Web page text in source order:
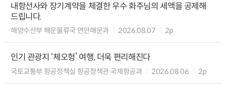
내항선사와 장기계약을 체결한 우수 화주님의 세액을 공제해
드립니다.
해양수산부 해운물류국 연안해운과 2026.08.07 2p
인기 관광지 ‘체오헝’ 여행, 더욱 편리해진다
국토교통부 항공정책실 항공정책관 국제항공과 2026.08.06 2p